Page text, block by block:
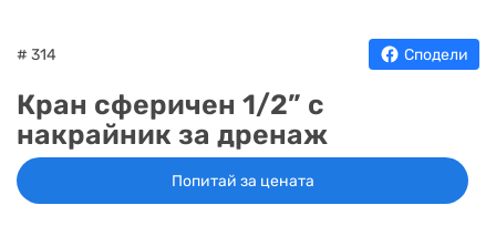
# 314 Сподели
Кран сфeричен 1/2” с
накрайник за дренаж
Попитай за цената